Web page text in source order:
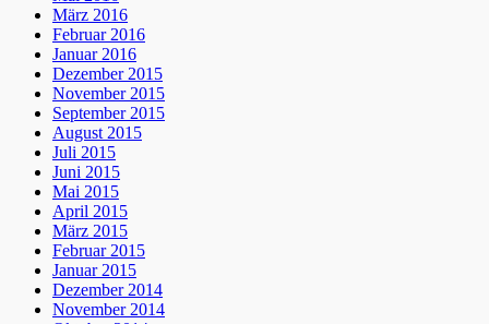
März 2016
Februar 2016
Januar 2016
Dezember 2015
November 2015
September 2015
August 2015
Juli 2015
Juni 2015
Mai 2015
April 2015
März 2015
Februar 2015
Januar 2015
Dezember 2014
November 2014